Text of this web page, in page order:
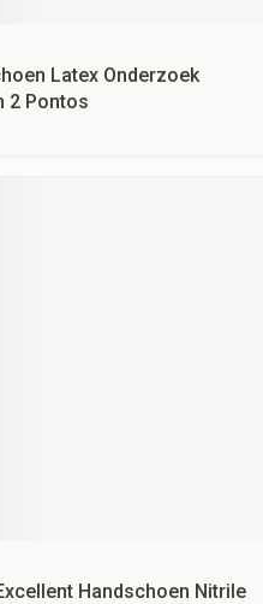
Latex Onderzoek
2 Pontos
Handschoen Nitrile